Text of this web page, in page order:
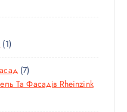
В
И
11
Т
О
В
77
Т
Та Фасадів Rheinzink